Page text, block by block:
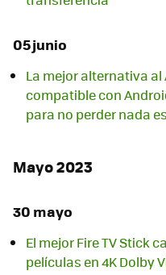
05 junio
La mejor alternativa al
compatible con
para no perder nada
Mayo 2023
30 mayo
El mejor Fire TV Stick
películas en 4K Dolby